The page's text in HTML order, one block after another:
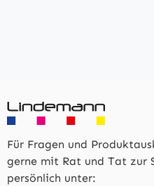
Für Fragen und
gerne mit Rat und Tat zur
persönlich unter: